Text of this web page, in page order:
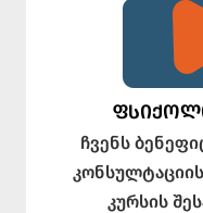
ჩვენს
კურსის